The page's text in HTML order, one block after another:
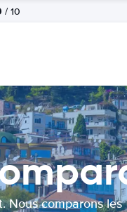
/ 10
Nous comparons les